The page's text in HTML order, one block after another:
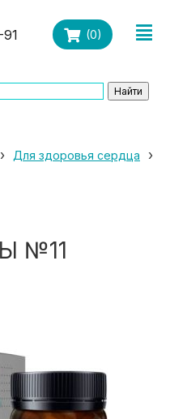
(0)
› Для здоровья сердца ›
№11